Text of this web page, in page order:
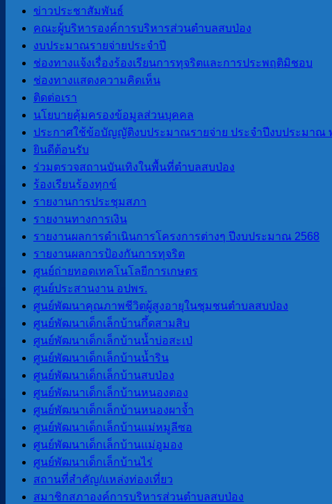
ข่าวประชาสัมพันธ์
คณะผู้บริหารองค์การบริหารส่วนตำบลสบป่อง
งบประมาณรายจ่ายประจำปี
ช่องทางแจ้งเรื่องร้องเรียนการทุจริตและการประพฤติมิชอบ
ช่องทางแสดงความคิดเห็น
ติดต่อเรา
นโยบายคุ้มครองข้อมูลส่วนบุคคล
ประกาศใช้ข้อบัญญัติงบประมาณรายจ่าย ประจำปีงบประมาณ
ยินดีต้อนรับ
ร่วมตรวจสถานบันเทิงในพื้นที่ตำบลสบป่อง
ร้องเรียนร้องทุกข์
รายงานการประชุมสภา
รายงานทางการเงิน
รายงานผลการดำเนินการโครงการต่างๆ ปีงบประมาณ 2568
รายงานผลการป้องกันการทุจริต
ศูนย์ถ่ายทอดเทคโนโลยีการเกษตร
ศูนย์ประสานงาน อปพร.
ศูนย์พัฒนาคุณภาพชีวิตผู้สูงอายุในชุมชนตำบลสบป่อง
ศูนย์พัฒนาเด็กเล็กบ้านกึ้ดสามสิบ
ศูนย์พัฒนาเด็กเล็กบ้านน้ำบ่อสะเป่
ศูนย์พัฒนาเด็กเล็กบ้านน้ำริน
ศูนย์พัฒนาเด็กเล็กบ้านสบป่อง
ศูนย์พัฒนาเด็กเล็กบ้านหนองตอง
ศูนย์พัฒนาเด็กเล็กบ้านหนองผาจ้ำ
ศูนย์พัฒนาเด็กเล็กบ้านแม่หมูลีซอ
ศูนย์พัฒนาเด็กเล็กบ้านแม่อูมอง
ศูนย์พัฒนาเด็กเล็กบ้านไร่
สถานที่สําคัญ/แหล่งท่องเที่ยว
สมาชิกสภาองค์การบริหารส่วนตําบลสบป่อง
ต่อมาครอบครัวของนายติ๊บ นวนคำ พร้อมญาติพี่น้อง ก็ต้องย้ายอ
เด่นผา)
ปี พ.ศ. ๒๕๑๒ สถานีตำรวจภูธรปางมะผ้า ได้ย้ายเข้สมาตั้งสถ
ตำรวจและครอบครัวก็ต้องย้ายเข้ามาอยู่ที่บ้านสบป่องด้วย คือ ครอ
ปี พ.ศ ๒๕๑๗ วันที่ ๕ ธันวาคม ได้ทำการก่อสร้าง “วัด”ขึ้นโดยกา
ตั้งองค์ผ้าป่า และขอรับบริจาคสบทบจากชาวบ้าน รวบรวมได้เงิ
อย่างดี จนเสร็จแล้ว โดยมีจ่าสีมุ่ย เป็นสล่า (นายช่าง)
ในปีเดียวกัน ทางกรมป่าไม้ โดยอุตสาหกรรมป่าไม้ ได้รับสัมปท
ตัดถนนจากอำเภอปายเข้ามาถึงบ้านสบป่อง
ปี พ.ศ.๒๕๑๙ ชาวบ้านปากไม้แดง และบ้านเด่นผาได้ย้ายเข้ามา
เรียนหนังสือ
หลังจากนั้น ก็มีผู้คนอพยพย้ายเข้ามาจากที่ต่างๆ เพิ่มมากขึ้น ทั้ง
ปัจจุบัน
ที่มาของชื่อหมู่บ้าน/ชุมชน
คำว่า “สบป่อง” เป็นภาษาของไทยใหญ่ คำว่า
หรือลำห้วยสองสายไหลมาบรรจบกัน”
จำนวนผู้อ่าน : 1,191
นายโอฬาร ปาริฉัตรพงศ์
นายกองค์การบริหารส่วนตำบลสบป่อง
โทร 080-034-6787